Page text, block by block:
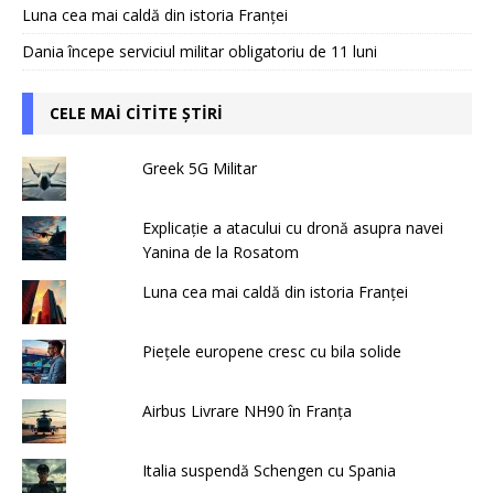
Luna cea mai caldă din istoria Franței
Dania începe serviciul militar obligatoriu de 11 luni
CELE MAI CITITE ȘTIRI
Greek 5G Militar
Explicație a atacului cu dronă asupra navei
Yanina de la Rosatom
Luna cea mai caldă din istoria Franței
Piețele europene cresc cu bila solide
Airbus Livrare NH90 în Franța
Italia suspendă Schengen cu Spania